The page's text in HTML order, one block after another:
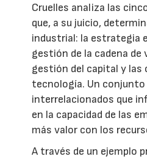
Cruelles analiza las
que, a su juicio,
industrial: la estrategia
gestión de la cadena de
gestión del capital y las
tecnología. Un
interrelacionados que
en la capacidad de las
más valor con los
A través de un ejemplo